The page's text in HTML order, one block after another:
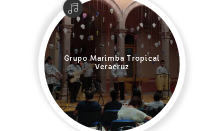
Grupo Marimba Tropical
Veracruz